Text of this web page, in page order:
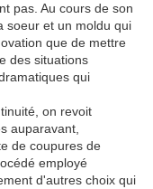
pas. Au cours de son
soeur et un moldu qui
que de mettre
des situations
qui
on revoit
auparavant,
de coupures de
employé
d'autres choix qui